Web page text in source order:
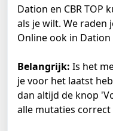
Dation en CBR TOP
als je wilt. We raden
Online ook in
Belangrijk: Is het
je voor het laatst
dan altijd de knop
alle mutaties